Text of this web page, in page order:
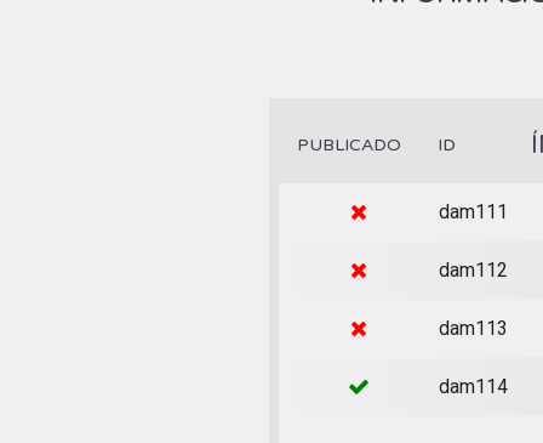
PUBLICADO ID
dam111
dam112
dam113
dam114